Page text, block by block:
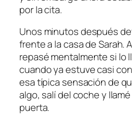
por la cita.
Unos minutos después
frente a la casa de Sarah.
repasé mentalmente si lo
cuando ya estuve casi
esa típica sensación de
algo, salí del coche y
puerta.